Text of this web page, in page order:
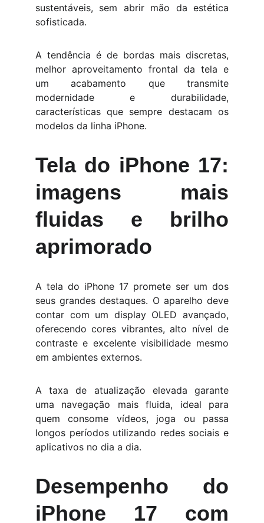
sustentáveis, sem abrir mão da estética
sofisticada.
A tendência é de bordas mais discretas,
melhor aproveitamento frontal da tela e
um acabamento que transmite
modernidade e durabilidade,
características que sempre destacam os
modelos da linha iPhone.
Tela do iPhone 17:
imagens mais
fluidas e brilho
aprimorado
A tela do iPhone 17 promete ser um dos
seus grandes destaques. O aparelho deve
contar com um display OLED avançado,
oferecendo cores vibrantes, alto nível de
contraste e excelente visibilidade mesmo
em ambientes externos.
A taxa de atualização elevada garante
uma navegação mais fluida, ideal para
quem consome vídeos, joga ou passa
longos períodos utilizando redes sociais e
aplicativos no dia a dia.
Desempenho do
iPhone 17 com